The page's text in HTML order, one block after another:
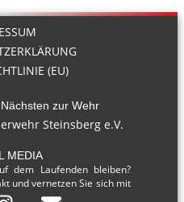
(EU)
zur Wehr
Steinsberg e.V.
MEDIA
dem Laufenden bleiben?
und vernetzen Sie sich mit